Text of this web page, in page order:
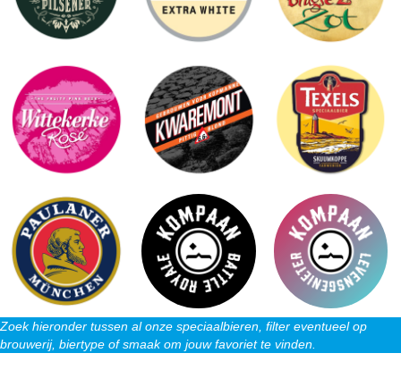
Zoek hieronder tussen al onze speciaalbieren, filter eventueel op
brouwerij, biertype of smaak om jouw favoriet te vinden.